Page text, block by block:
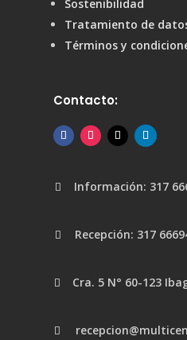
Sostenibilidad
Tratamiento de
Términos y
Contacto:
 Información: 317
 Recepción: 317
 Cra. 5 N° 60-123
